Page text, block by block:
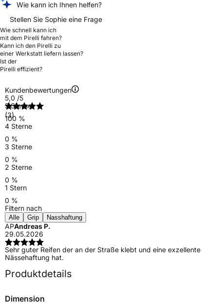
Wie kann ich Ihnen helfen?
Stellen Sie Sophie eine Frage
Wie schnell kann ich
mit dem Pirelli fahren?
Kann ich den Pirelli zu
einer Werkstatt liefern lassen?
Ist der
Pirelli effizient?
Kundenbewertungen
5,0 /5
(3)
5 Sterne
100 %
4 Sterne
0 %
3 Sterne
0 %
2 Sterne
0 %
1 Stern
0 %
Filtern nach
Alle Grip Nasshaftung
APAndreas P.
29.05.2026
Sehr guter Reifen der an der Straße klebt und eine exzellente
Nässehaftung hat.
Produktdetails
Dimension